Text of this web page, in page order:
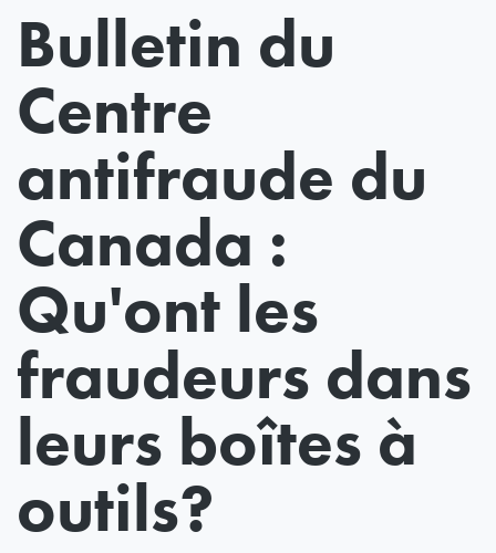
Bulletin du
Centre
antifraude du
Canada :
Qu'ont les
fraudeurs dans
leurs boîtes à
outils?